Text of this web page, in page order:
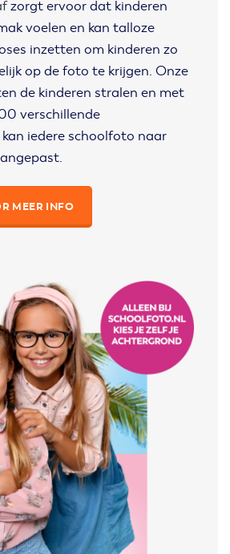
zorgt ervoor dat kinderen
voelen en kan talloze
inzetten om kinderen zo
op de foto te krijgen. Onze
de kinderen stralen en met
verschillende
iedere schoolfoto naar
MEER INFO